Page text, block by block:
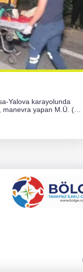
Yalova karayolunda
yapan M.Ü. (35)